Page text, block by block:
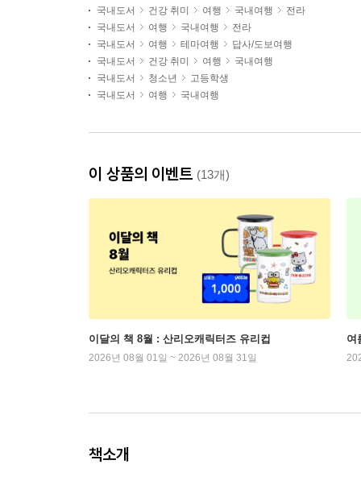
국내도서
건강 취미 여행 국내여행
전라
국내도서
여행 국내여행
전라
국내도서
여행 테마여행
답사/도보여행
국내도서
건강 취미 여행
국내여행
국내도서
청소년
고등학생
국내도서
여행 국내여행
이 상품의 이벤트 (13개)
이달의 책 8월 : 산리오캐릭터즈 유리컵
2026년 08월 01일 ~ 2026년 08월 31일
여
책소개